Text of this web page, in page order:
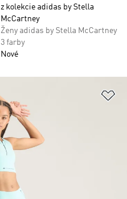
z kolekcie adidas by Stella
McCartney
Ženy adidas by Stella McCartney
3 farby
Nové